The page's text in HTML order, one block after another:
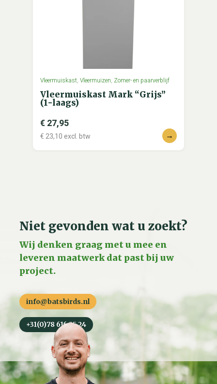
→
Vleermuiskast, Vleermuizen, Zomer- en paarverblijf
Vleermuiskast Mark “Grijs”
(1-laags)
€27,95
€23,10excl. btw
Niet gevonden wat u zoekt?
Wij denken graag met u mee en
leveren maatwerk dat past bij uw
project.
info@batsbirds.nl
+31(0)78 616 25 24